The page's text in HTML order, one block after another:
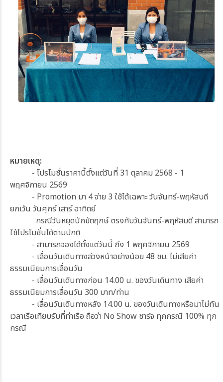
หมายเหตุ:
- โปรโมชั่นราคานี้ตั้งแต่วันที่ 31 ตุลาคม 2568 - 1
พฤศจิกายน 2569
- Promotion มา 4 จ่าย 3 ใช้ได้เฉพาะ วันจันทร์-พฤหัสบดี
ยกเว้น วันศุกร์ เสาร์ อาทิตย์
กรณีวันหยุดนักขัตฤกษ์ ตรงกับวันจันทร์-พฤหัสบดี สามารถ
ใช้โปรโมชั่นได้ตามปกติ
- สามารถจองได้ตั้งแต่วันนี้ ถึง 1 พฤศจิกายน 2569
- เลื่อนวันเดินทางล่วงหน้าอย่างน้อย 48 ชม. ไม่เสียค่า
ธรรมเนียมการเลื่อนวัน
- เลื่อนวันเดินทางก่อน 14.00 น. ของวันเดินทาง เสียค่า
ธรรมเนียมการเลื่อนวัน 300 บาท/ท่าน
- เลื่อนวันเดินทางหลัง 14.00 น. ของวันเดินทางหรือมาไม่ทัน
เวลาเรือเทียบรับที่ท่าเรือ ถือว่า No Show ชาร์จ ทุกกรณี 100% ทุก
กรณี